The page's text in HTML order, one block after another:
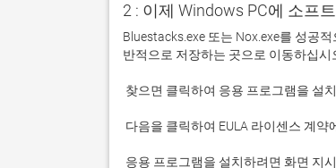
2 : 이제 Windows PC에 소프
Bluestacks.exe 또는 Nox.exe를 성공